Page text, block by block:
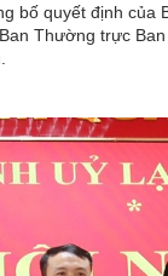
bố quyết định
Thường trực